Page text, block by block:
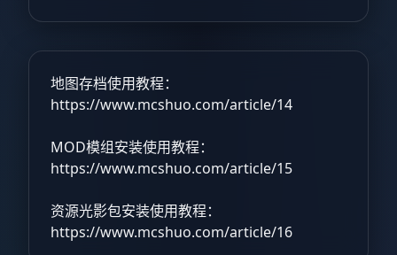
地图存档使用教程：
https://www.mcshuo.com/article/14
MOD模组安装使用教程：
https://www.mcshuo.com/article/15
资源光影包安装使用教程：
https://www.mcshuo.com/article/16